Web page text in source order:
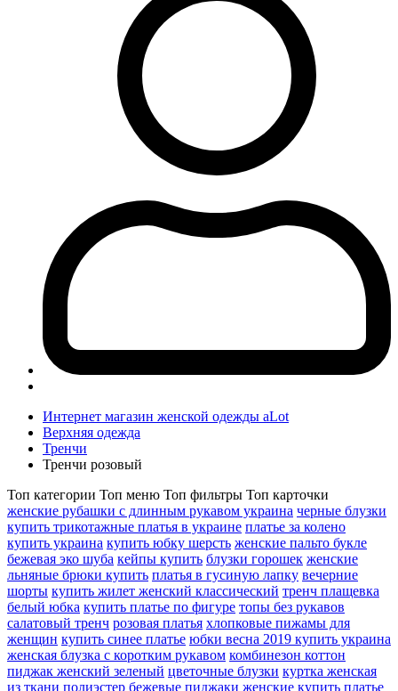
Интернет магазин женской одежды aLot
Верхняя одежда
Тренчи
Тренчи розовый
Топ категории Топ меню Топ фильтры Топ карточки
женские рубашки с длинным рукавом украина черные блузки
купить трикотажные платья в украине платье за колено
купить украина купить юбку шерсть женские пальто букле
бежевая эко шуба кейпы купить блузки горошек женские
льняные брюки купить платья в гусиную лапку вечерние
шорты купить жилет женский классический тренч плащевка
белый юбка купить платье по фигуре топы без рукавов
салатовый тренч розовая платья хлопковые пижамы для
женщин купить синее платье юбки весна 2019 купить украина
женская блузка с коротким рукавом комбинезон коттон
пиджак женский зеленый цветочные блузки куртка женская
из ткани полиэстер бежевые пиджаки женские купить платье